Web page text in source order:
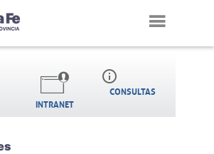
INTRANET
info_outline
CONSULTAS